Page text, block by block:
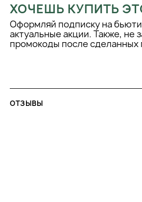
ХОЧЕШЬ КУПИТЬ
Оформляй подписку на
актуальные акции. Также,
промокоды после сделанных
ОТЗЫВЫ